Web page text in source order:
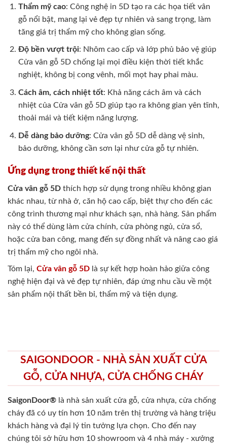
Thẩm mỹ cao: Công nghệ in 5D tạo ra các họa tiết vân
gỗ nổi bật, mang lại vẻ đẹp tự nhiên và sang trọng, làm
tăng giá trị thẩm mỹ cho không gian sống.
Độ bền vượt trội: Nhôm cao cấp và lớp phủ bảo vệ giúp
Cửa vân gỗ 5D chống lại mọi điều kiện thời tiết khắc
nghiệt, không bị cong vênh, mối mọt hay phai màu.
Cách âm, cách nhiệt tốt: Khả năng cách âm và cách
nhiệt của Cửa vân gỗ 5D giúp tạo ra không gian yên tĩnh,
thoải mái và tiết kiệm năng lượng.
Dễ dàng bảo dưỡng: Cửa vân gỗ 5D dễ dàng vệ sinh,
bảo dưỡng, không cần sơn lại như cửa gỗ tự nhiên.
Ứng dụng trong thiết kế nội thất
Cửa vân gỗ 5D thích hợp sử dụng trong nhiều không gian
khác nhau, từ nhà ở, căn hộ cao cấp, biệt thự cho đến các
công trình thương mại như khách sạn, nhà hàng. Sản phẩm
này có thể dùng làm cửa chính, cửa phòng ngủ, cửa sổ,
hoặc cửa ban công, mang đến sự đồng nhất và nâng cao giá
trị thẩm mỹ cho ngôi nhà.
Tóm lại, Cửa vân gỗ 5D là sự kết hợp hoàn hảo giữa công
nghệ hiện đại và vẻ đẹp tự nhiên, đáp ứng nhu cầu về một
sản phẩm nội thất bền bỉ, thẩm mỹ và tiện dụng.
SAIGONDOOR - NHÀ SẢN XUẤT CỬA
GỖ, CỬA NHỰA, CỬA CHỐNG CHÁY
SaigonDoor® là nhà sản xuất cửa gỗ, cửa nhựa, cửa chống
cháy đã có uy tín hơn 10 năm trên thị trường và hàng triệu
khách hàng và đại lý tin tưởng lựa chọn. Cho đến nay
chúng tôi sở hữu hơn 10 showroom và 4 nhà máy - xưởng